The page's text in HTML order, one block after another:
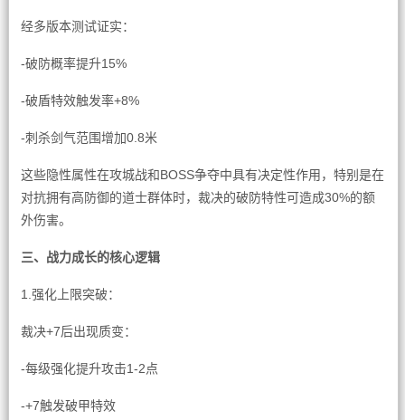
经多版本测试证实：
-破防概率提升15%
-破盾特效触发率+8%
-刺杀剑气范围增加0.8米
这些隐性属性在攻城战和BOSS争夺中具有决定性作用，特别是在
对抗拥有高防御的道士群体时，裁决的破防特性可造成30%的额
外伤害。
三、战力成长的核心逻辑
1.强化上限突破：
裁决+7后出现质变：
-每级强化提升攻击1-2点
-+7触发破甲特效